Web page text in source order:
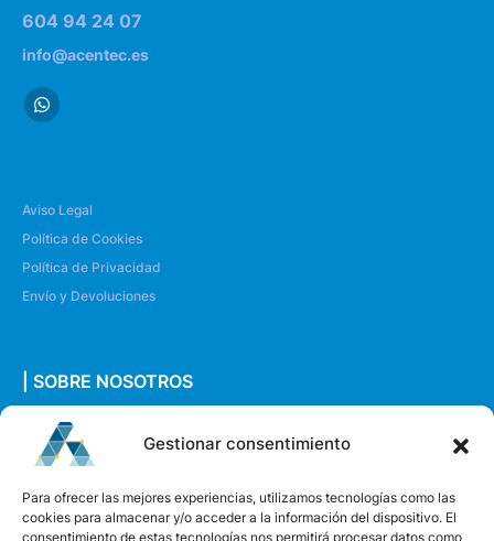
Gestionar consentimiento
Para ofrecer las mejores experiencias, utilizamos tecnologías como las
cookies para almacenar y/o acceder a la información del dispositivo. El
consentimiento de estas tecnologías nos permitirá procesar datos como
604 94 24 07
info@acentec.es
Aviso Legal
Política de Cookies
Política de Privacidad
Envío y Devoluciones
| SOBRE NOSOTROS
Quiénes somos
Envíanos un mensaje